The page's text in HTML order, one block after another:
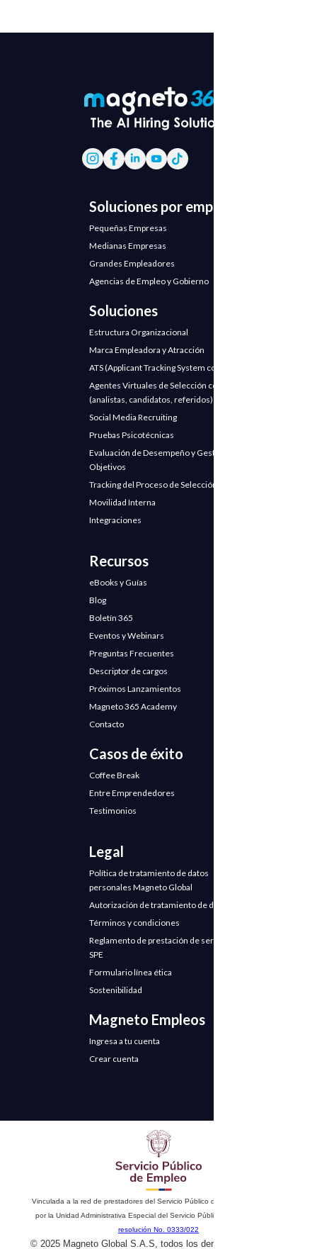
Soluciones por empresa
Pequeñas Empresas
Medianas Empresas
Grandes Empleadores
Agencias de Empleo y Gobierno
Soluciones
Estructura Organizacional
Marca Empleadora y Atracción
ATS (Applicant Tracking System con IA)
Agentes Virtuales de Selección con IA
(analistas, candidatos, referidos)
Social Media Recruiting
Pruebas Psicotécnicas
Evaluación de Desempeño y Gestión de
Objetivos
Tracking del Proceso de Selección
Movilidad Interna
Integraciones
Recursos
eBooks y Guías
Blog
Boletín 365
Eventos y Webinars
Preguntas Frecuentes
Descriptor de cargos
Próximos Lanzamientos
Magneto 365 Academy
Contacto
Casos de éxito
Coffee Break
Entre Emprendedores
Testimonios
Legal
Política de tratamiento de datos
personales Magneto Global
Autorización de tratamiento de datos
Términos y condiciones
Reglamento de prestación de servicios
SPE
Formulario línea ética
Sostenibilidad
Magneto Empleos
Ingresa a tu cuenta
Crear cuenta
Vinculada a la red de prestadores del Servicio Público de Empleo. Autorizado
por la Unidad Administrativa Especial del Servicio Público de Empleo según
resolución No. 0333/022
© 2025 Magneto Global S.A.S, todos los derechos reservados